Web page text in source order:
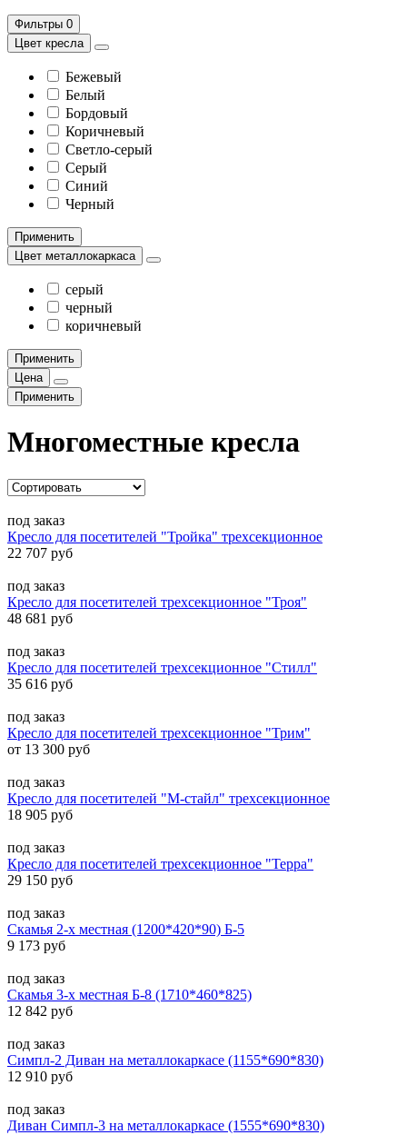
Фильтры 0
Цвет кресла
Бежевый
Белый
Бордовый
Коричневый
Светло-серый
Серый
Синий
Черный
Применить
Цвет металлокаркаса
серый
черный
коричневый
Применить
Цена
Применить
Многоместные кресла
под заказ
Кресло для посетителей "Тройка" трехсекционное
22 707 руб
под заказ
Кресло для посетителей трехсекционное "Троя"
48 681 руб
под заказ
Кресло для посетителей трехсекционное "Стилл"
35 616 руб
под заказ
Кресло для посетителей трехсекционное "Трим"
от 13 300 руб
под заказ
Кресло для посетителей "М-стайл" трехсекционное
18 905 руб
под заказ
Кресло для посетителей трехсекционное "Терра"
29 150 руб
под заказ
Скамья 2-х местная (1200*420*90) Б-5
9 173 руб
под заказ
Скамья 3-х местная Б-8 (1710*460*825)
12 842 руб
под заказ
Симпл-2 Диван на металлокаркасе (1155*690*830)
12 910 руб
под заказ
Диван Симпл-3 на металлокаркасе (1555*690*830)